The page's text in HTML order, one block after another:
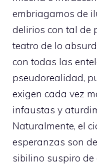
embriagamos de
delirios con tal de
teatro de lo
con todas las
pseudorealidad,
exigen cada vez
infaustas y
Naturalmente, el
esperanzas son
sibilino suspiro